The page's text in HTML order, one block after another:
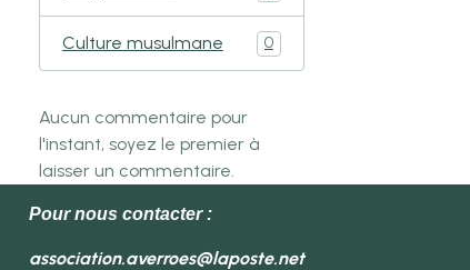
Culture musulmane 0
Aucun commentaire pour
l'instant, soyez le premier à
laisser un commentaire.
Pour nous contacter :
association.averroes@laposte.net